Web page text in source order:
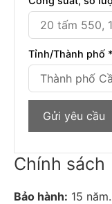
Tỉnh/Thành phố *
Chính sách
Bảo hành: 15 năm.